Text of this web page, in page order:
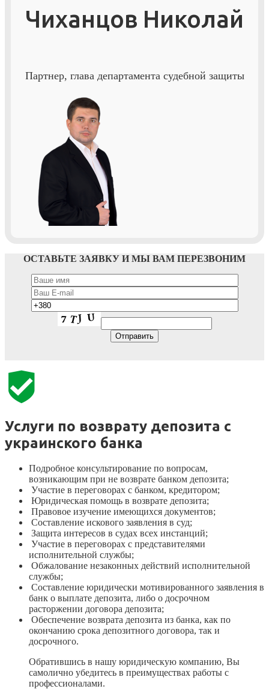
Чиханцов Николай
Партнер, глава департамента судебной защиты
ОСТАВЬТЕ ЗАЯВКУ И МЫ ВАМ ПЕРЕЗВОНИМ
Услуги по возврату депозита с
украинского банка
Подробное консультирование по вопросам,
возникающим при не возврате банком депозита;
Участие в переговорах с банком, кредитором;
Юридическая помощь в возврате депозита;
Правовое изучение имеющихся документов;
Составление искового заявления в суд;
Защита интересов в судах всех инстанций;
Участие в переговорах с представителями
исполнительной службы;
Обжалование незаконных действий исполнительной
службы;
Составление юридически мотивированного заявления в
банк о выплате депозита, либо о досрочном
расторжении договора депозита;
Обеспечение возврата депозита из банка, как по
окончанию срока депозитного договора, так и
досрочного.
Обратившись в нашу юридическую компанию, Вы
самолично убедитесь в преимуществах работы с
профессионалами.